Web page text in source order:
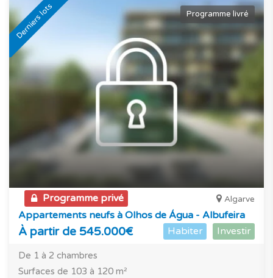
Derniers lots Programme livré
Programme privé Algarve
Appartements neufs à Olhos de Água - Albufeira
À partir de 545.000€ Habiter Investir
De 1 à 2 chambres
Surfaces de 103 à 120 m²